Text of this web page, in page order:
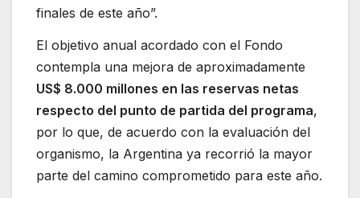
finales de este año”.
El objetivo anual acordado con el Fondo
contempla una mejora de aproximadamente
US$ 8.000 millones en las reservas netas
respecto del punto de partida del programa,
por lo que, de acuerdo con la evaluación del
organismo, la Argentina ya recorrió la mayor
parte del camino comprometido para este año.